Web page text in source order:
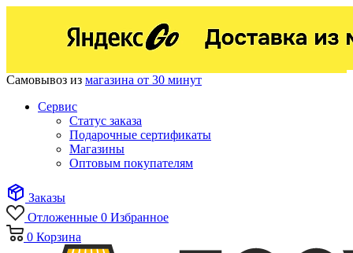
Самовывоз из магазина от 30 минут
Сервис
Статус заказа
Подарочные сертификаты
Магазины
Оптовым покупателям
Заказы
Отложенные 0 Избранное
0 Корзина